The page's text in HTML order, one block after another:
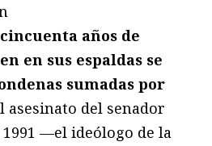
años de
en sus espaldas se
sumadas por
asesinato del senador
1991 —el ideólogo de la